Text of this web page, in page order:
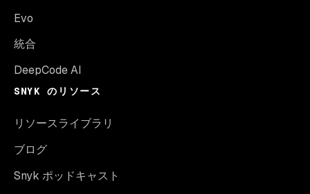
Evo
統合
DeepCode AI
SNYK のリソース
リソースライブラリ
ブログ
Snyk ポッドキャスト